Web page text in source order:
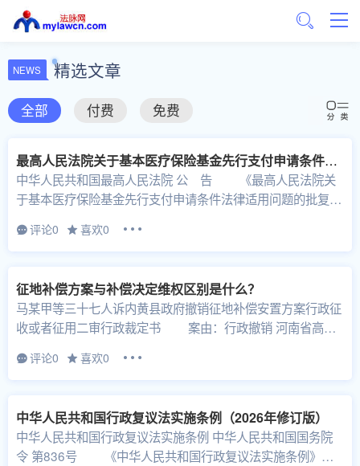
NEWS 精选文章
全部 付费 免费
最高人民法院关于基本医疗保险基金先行支付申请条件法律适用问题的批复（法释〔2026〕1号）
中华人民共和国最高人民法院 公 告 《最高人民法院关
于基本医疗保险基金先行支付申请条件法律适用问题的批复》
评论0 喜欢0
征地补偿方案与补偿决定维权区别是什么？
马某甲等三十七人诉内黄县政府撤销征地补偿安置方案行政征
收或者征用二审行政裁定书 案由：行政撤销 河南省高级
评论0 喜欢0
中华人民共和国行政复议法实施条例（2026年修订版）
中华人民共和国行政复议法实施条例 中华人民共和国国务院
令 第836号 《中华人民共和国行政复议法实施条例》已